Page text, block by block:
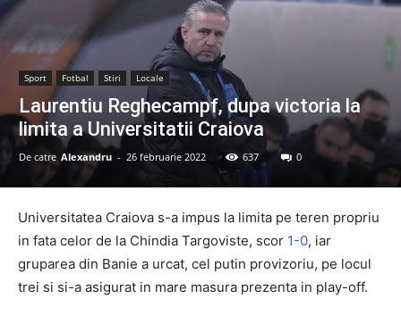
Sport Fotbal Stiri Locale
Laurentiu Reghecampf, dupa victoria la
limita a Universitatii Craiova
De catre Alexandru - 26 februarie 2022 637 0
Universitatea Craiova s-a impus la limita pe teren propriu
in fata celor de la Chindia Targoviste, scor 1-0, iar
gruparea din Banie a urcat, cel putin provizoriu, pe locul
trei si si-a asigurat in mare masura prezenta in play-off.